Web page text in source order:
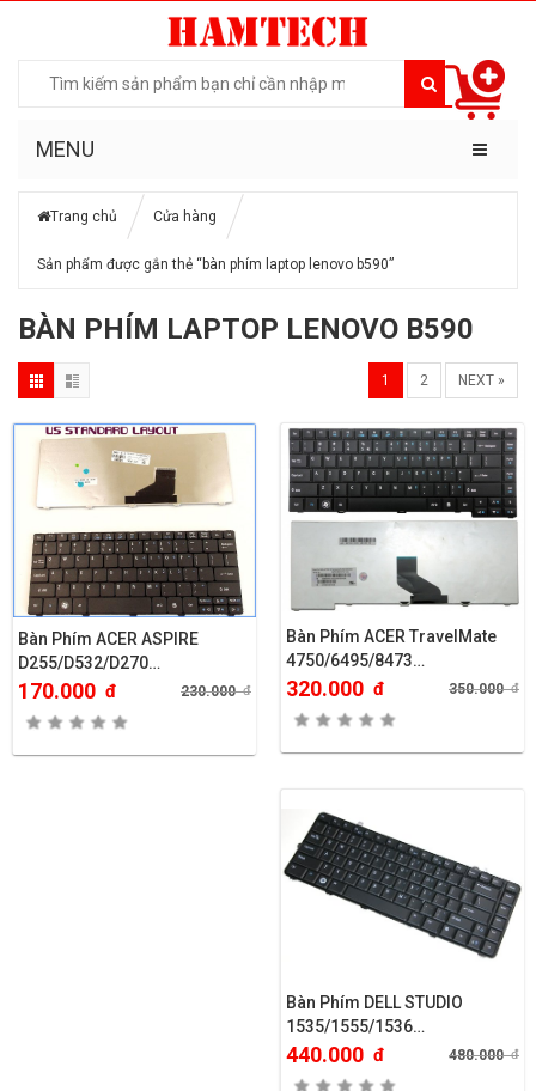
MENU
Trang chủ Cửa hàng
Sản phẩm được gắn thẻ “bàn phím laptop lenovo b590”
BÀN PHÍM LAPTOP LENOVO B590
1 2 NEXT »
Bàn Phím ACER ASPIRE
D255/D532/D270…
170.000 đ 230.000đ
Bàn Phím ACER TravelMate
4750/6495/8473…
320.000 đ 350.000đ
Bàn Phím DELL STUDIO
1535/1555/1536…
440.000 đ 480.000đ